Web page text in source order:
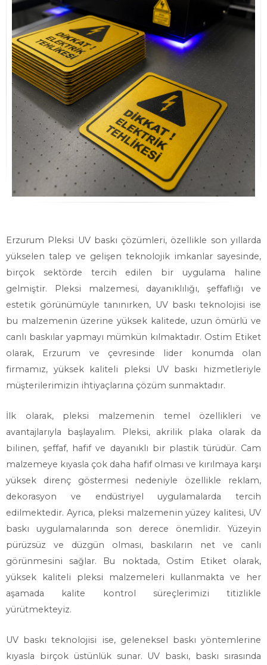
Erzurum Pleksi UV baskı çözümleri, özellikle son yıllarda
yükselen talep ve gelişen teknolojik imkanlar sayesinde,
birçok sektörde tercih edilen bir uygulama haline
gelmiştir. Pleksi malzemesi, dayanıklılığı, şeffaflığı ve
estetik görünümüyle tanınırken, UV baskı teknolojisi ise
bu malzemenin üzerine yüksek kalitede, uzun ömürlü ve
canlı baskılar yapmayı mümkün kılmaktadır. Ostim Etiket
olarak, Erzurum ve çevresinde lider konumda olan
firmamız, yüksek kaliteli pleksi UV baskı hizmetleriyle
müşterilerimizin ihtiyaçlarına çözüm sunmaktadır.
İlk olarak, pleksi malzemenin temel özellikleri ve
avantajlarıyla başlayalım. Pleksi, akrilik plaka olarak da
bilinen, şeffaf, hafif ve dayanıklı bir plastik türüdür. Cam
malzemeye kıyasla çok daha hafif olması ve kırılmaya karşı
yüksek direnç göstermesi nedeniyle özellikle reklam,
dekorasyon ve endüstriyel uygulamalarda tercih
edilmektedir. Ayrıca, pleksi malzemenin yüzey kalitesi, UV
baskı uygulamalarında son derece önemlidir. Yüzeyin
pürüzsüz ve düzgün olması, baskıların net ve canlı
görünmesini sağlar. Bu noktada, Ostim Etiket olarak,
yüksek kaliteli pleksi malzemeleri kullanmakta ve her
aşamada kalite kontrol süreçlerimizi titizlikle
yürütmekteyiz.
UV baskı teknolojisi ise, geleneksel baskı yöntemlerine
kıyasla birçok üstünlük sunar. UV baskı, baskı sırasında